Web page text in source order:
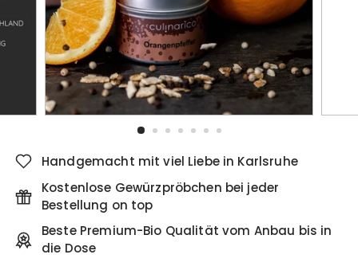
Handgemacht mit viel Liebe in Karlsruhe
Kostenlose Gewürzpröbchen bei jeder
Bestellung on top
Beste Premium-Bio Qualität vom Anbau bis in
die Dose